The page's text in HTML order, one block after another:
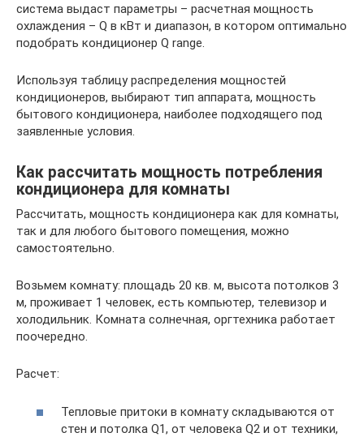
система выдаст параметры – расчетная мощность
охлаждения – Q в кВт и диапазон, в котором оптимально
подобрать кондиционер Q range.
Используя таблицу распределения мощностей
кондиционеров, выбирают тип аппарата, мощность
бытового кондиционера, наиболее подходящего под
заявленные условия.
Как рассчитать мощность потребления
кондиционера для комнаты
Рассчитать, мощность кондиционера как для комнаты,
так и для любого бытового помещения, можно
самостоятельно.
Возьмем комнату: площадь 20 кв. м, высота потолков 3
м, проживает 1 человек, есть компьютер, телевизор и
холодильник. Комната солнечная, оргтехника работает
поочередно.
Расчет:
Тепловые притоки в комнату складываются от
стен и потолка Q1, от человека Q2 и от техники,